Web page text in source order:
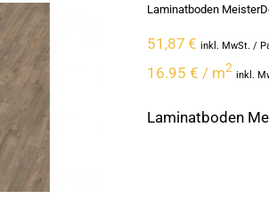
Laminatboden
51,87 € inkl. MwSt. /
16.95 € / m2
inkl.
Laminatboden